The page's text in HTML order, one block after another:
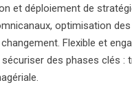
et déploiement de
optimisation
Flexible et
des phases clés :